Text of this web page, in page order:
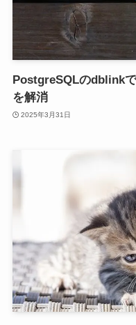
PostgreSQLのdblink
を解消
2025年3月31日